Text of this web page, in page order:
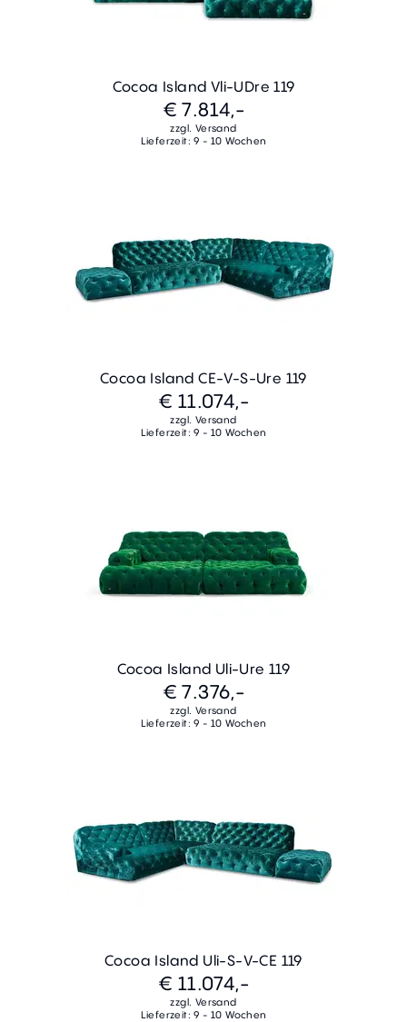
Cocoa Island Vli-UDre 119
€ 7.814,-
zzgl. Versand
Lieferzeit: 9 - 10 Wochen
Cocoa Island CE-V-S-Ure 119
€ 11.074,-
zzgl. Versand
Lieferzeit: 9 - 10 Wochen
Cocoa Island Uli-Ure 119
€ 7.376,-
zzgl. Versand
Lieferzeit: 9 - 10 Wochen
Cocoa Island Uli-S-V-CE 119
€ 11.074,-
zzgl. Versand
Lieferzeit: 9 - 10 Wochen